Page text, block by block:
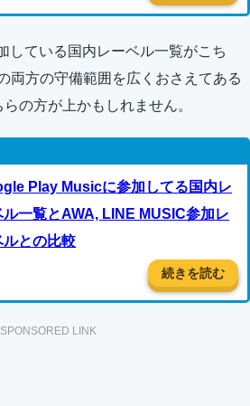
している国内レーベル一覧がこち
両方の守備範囲を広くおさえてある
の方が上かもしれません。
Play Musicに参加してる国内レ
ル一覧とAWA, LINE MUSIC参加レ
ルとの比較
続きを読む
SPONSORED LINK